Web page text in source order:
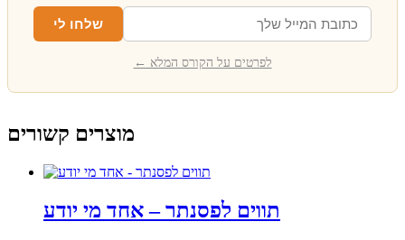
שלחו לי
לפרטים על הקורס המלא ←
מוצרים קשורים
תווים לפסנתר – אחד מי יודע